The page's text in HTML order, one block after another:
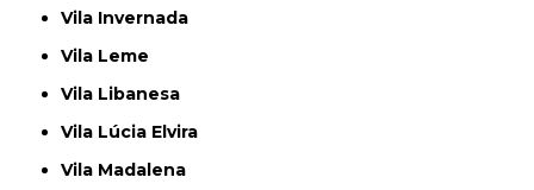
Vila Invernada
Vila Leme
Vila Libanesa
Vila Lúcia Elvira
Vila Madalena